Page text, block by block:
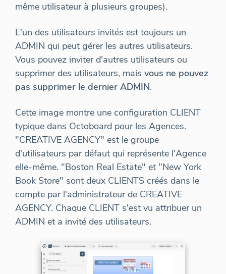
même utilisateur à plusieurs groupes).
L'un des utilisateurs invités est toujours un
ADMIN qui peut gérer les autres utilisateurs.
Vous pouvez inviter d'autres utilisateurs ou
supprimer des utilisateurs, mais vous ne pouvez
pas supprimer le dernier ADMIN.
Cette image montre une configuration CLIENT
typique dans Octoboard pour les Agences.
"CREATIVE AGENCY" est le groupe
d'utilisateurs par défaut qui représente l'Agence
elle-même. "Boston Real Estate" et "New York
Book Store" sont deux CLIENTS créés dans le
compte par l'administrateur de CREATIVE
AGENCY. Chaque CLIENT s'est vu attribuer un
ADMIN et a invité des utilisateurs.